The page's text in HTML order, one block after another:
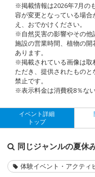
※掲載情報は2026年7月の
容が変更となっている場
え、おでかけください。
※自然災害の影響やその他
施設の営業時間、植物の
あります。
※掲載されている画像は取
ただき、提供されたもの
禁止です。
※表示料金は消費税8％な
イベント詳細
トップ
同じジャンルの夏休
体験イベント・アクティ